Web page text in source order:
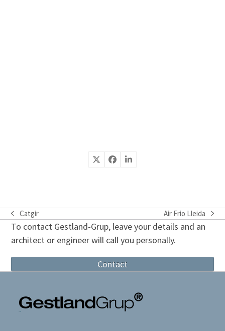
previous
post:
Catgir
next
post:
Air Frio Lleida
To contact Gestland-Grup, leave your details and an
architect or engineer will call you personally.
Contact